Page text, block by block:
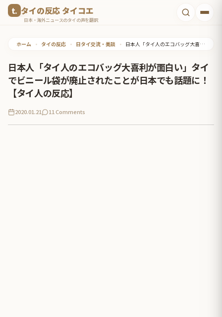
タイの反応 タイコエ
日本・海外ニュースのタイの声を翻訳
ホーム • タイの反応 • 日タイ交流・美談 • 日本人「タイ人のエコバッグ大喜利が面白い」タイでビニール袋が廃止されたことが日本でも話題に！【タイ人の反応】
日本人「タイ人のエコバッグ大喜利が面白い」タイ
でビニール袋が廃止されたことが日本でも話題に！
【タイ人の反応】
2020.01.21 11 Comments